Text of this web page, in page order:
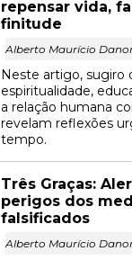
repensar vida,
finitude
Alberto Maurício
Neste artigo, sugiro
espiritualidade,
a relação humana
revelam reflexões
tempo.
Três Graças:
perigos dos
falsificados
Alberto Maurício